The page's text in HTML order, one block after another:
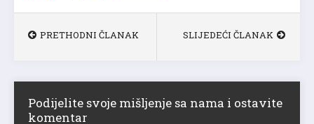
PRETHODNI ČLANAK SLIJEDEĆI ČLANAK
Podijelite svoje mišljenje sa nama i ostavite
komentar